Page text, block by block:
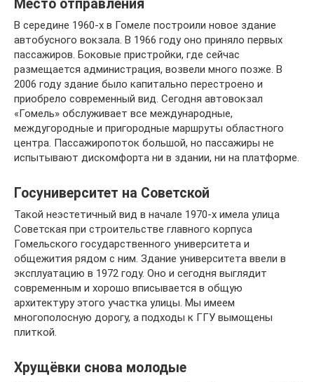
Место отправления
В середине 1960-х в Гомеле построили но­вое здание
автобусного вокзала. В 1966 году оно приняло первых
пассажиров. Боковые при­стройки, где сейчас
размещается администра­ция, возвели много позже. В
2006 году здание было капитально перестроено и
приобрело со­временный вид. Сегодня автовокзал
«Гомель» обслуживает все международные,
междугород­ные и пригородные маршруты областного
цен­тра. Пассажиропоток большой, но пассажиры не
испытывают дискомфорта ни в здании, ни на платформе.
Госуниверситет на Советской
Такой неэстетичный вид в начале 1970-х име­ла улица
Советская при строительстве главно­го корпуса
Гомельского государственного уни­верситета и
общежития рядом с ним. Здание университета ввели в
эксплуатацию в 1972 го­ду. Оно и сегодня выглядит
современным и хо­рошо вписывается в общую
архитектуру этого участка улицы. Мы имеем
многополосную дорогу, а подходы к ГГУ вымощены
плиткой.
Хрущёвки снова молодые